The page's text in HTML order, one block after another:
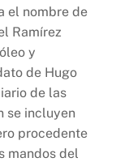
el nombre de
Ramírez
y
de Hugo
de las
se incluyen
procedente
mandos del